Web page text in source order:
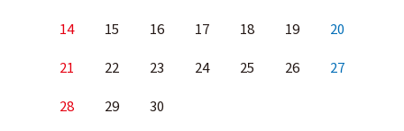
14 15 16 17 18 19 20
21 22 23 24 25 26 27
28 29 30